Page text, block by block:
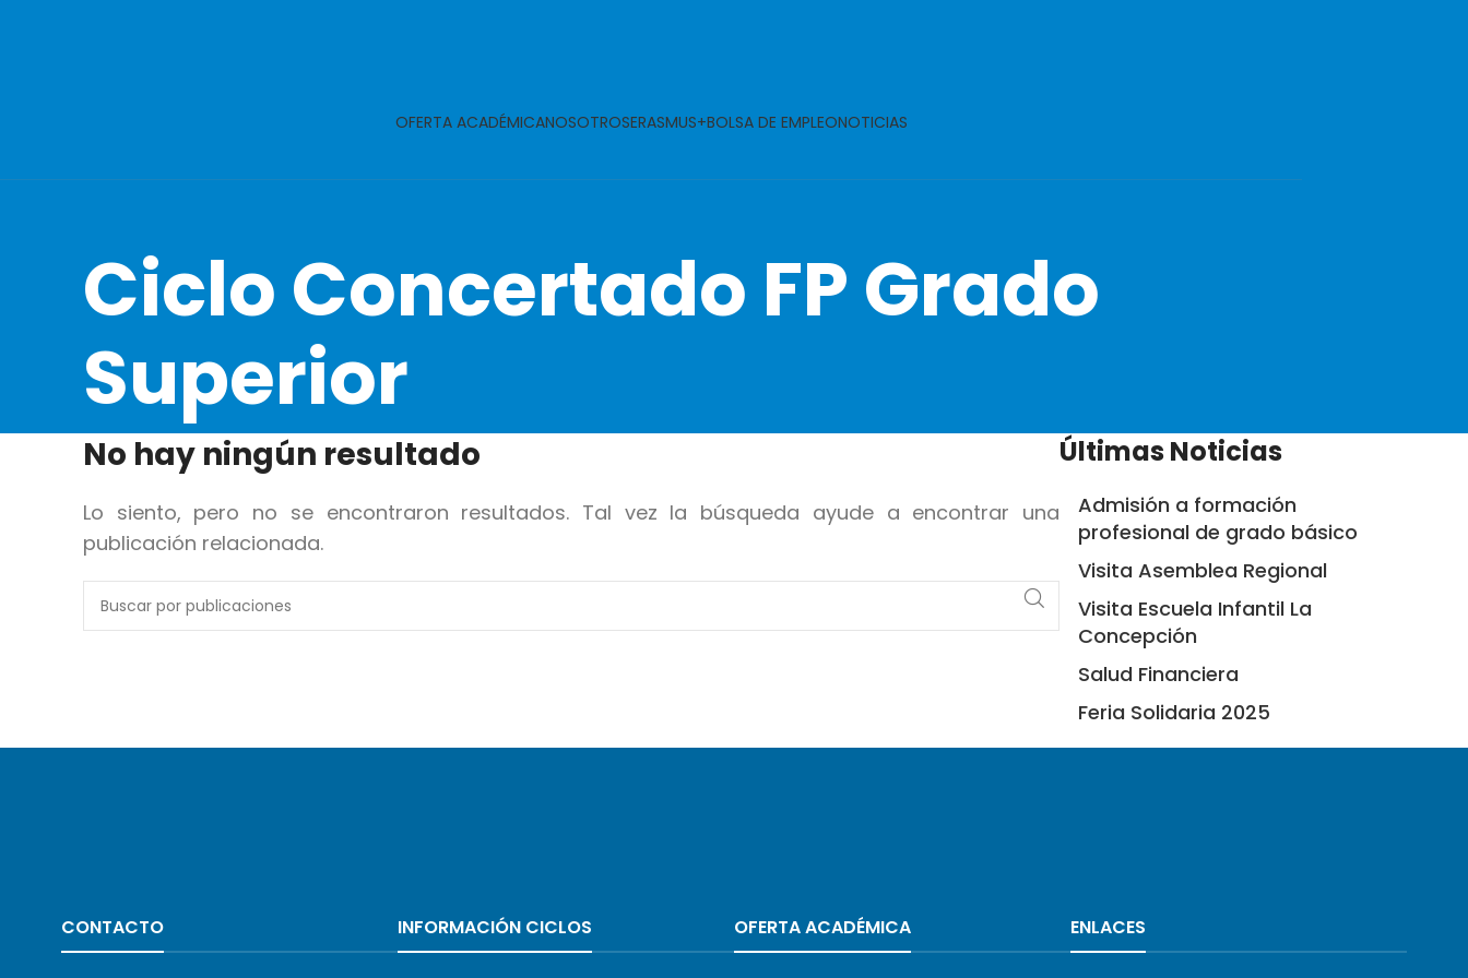
OFERTA ACADÉMICANOSOTROSERASMUS+BOLSA DE EMPLEONOTICIAS
Ciclo Concertado FP Grado
Superior
No hay ningún resultado
Lo siento, pero no se encontraron resultados. Tal vez la búsqueda ayude a encontrar una
publicación relacionada.
Últimas Noticias
Admisión a formación
profesional de grado básico
Visita Asemblea Regional
Visita Escuela Infantil La
Concepción
Salud Financiera
Feria Solidaria 2025
CONTACTO INFORMACIÓN CICLOS OFERTA ACADÉMICA ENLACES